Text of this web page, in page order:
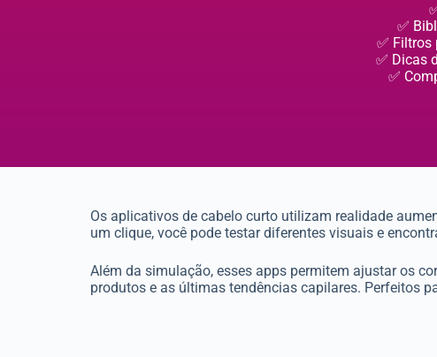
✅
✅ Filtros
✅ Dicas
✅
Os aplicativos de cabelo curto utilizam realidade
um clique, você pode testar diferentes visuais e
Além da simulação, esses apps permitem ajustar os
produtos e as últimas tendências capilares. Perfeitos